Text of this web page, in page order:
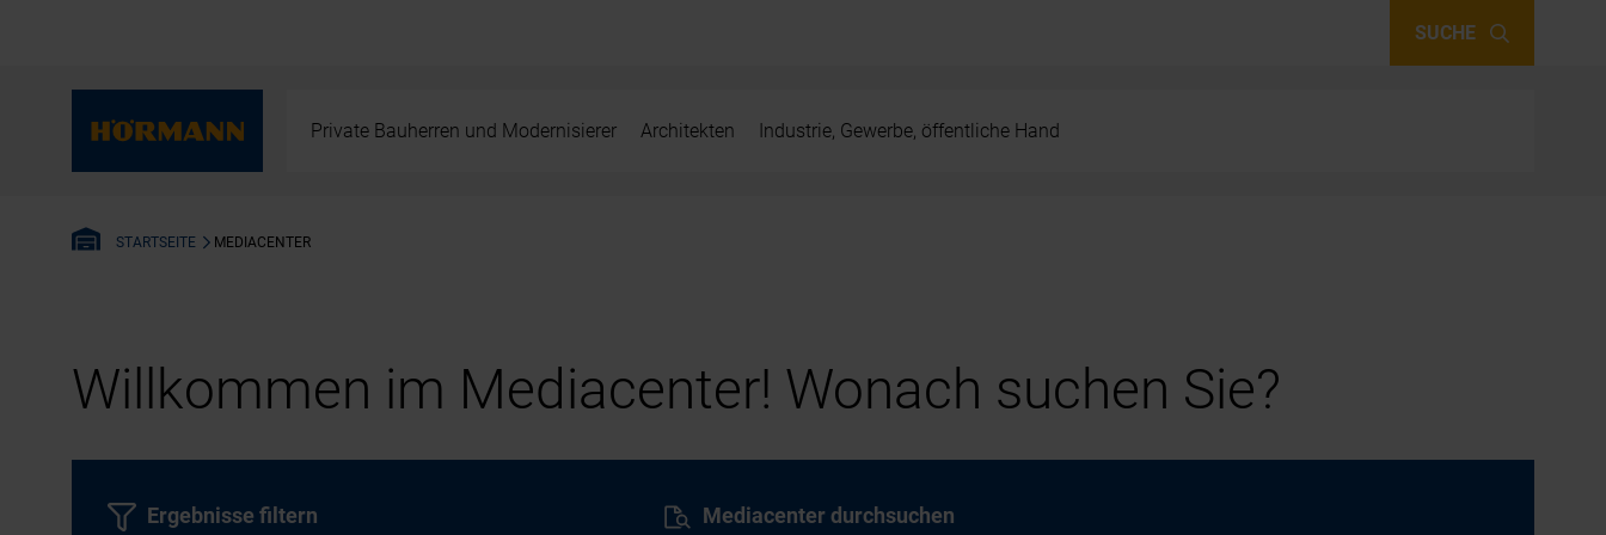
SUCHE
Private Bauherren und Modernisierer Architekten Industrie, Gewerbe, öffentliche Hand
STARTSEITE MEDIACENTER
Willkommen im Mediacenter! Wonach suchen Sie?
Mediacenter durchsuchen
Ergebnisse filtern